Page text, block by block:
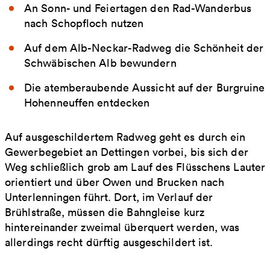
An Sonn- und Feiertagen den Rad-Wanderbus
nach Schopfloch nutzen
Auf dem Alb-Neckar-Radweg die Schönheit der
Schwäbischen Alb bewundern
Die atemberaubende Aussicht auf der Burgruine
Hohenneuffen entdecken
Auf ausgeschildertem Radweg geht es durch ein
Gewerbegebiet an Dettingen vorbei, bis sich der
Weg schließlich grob am Lauf des Flüsschens Lauter
orientiert und über Owen und Brucken nach
Unterlenningen führt. Dort, im Verlauf der
Brühlstraße, müssen die Bahngleise kurz
hintereinander zweimal überquert werden, was
allerdings recht dürftig ausgeschildert ist.